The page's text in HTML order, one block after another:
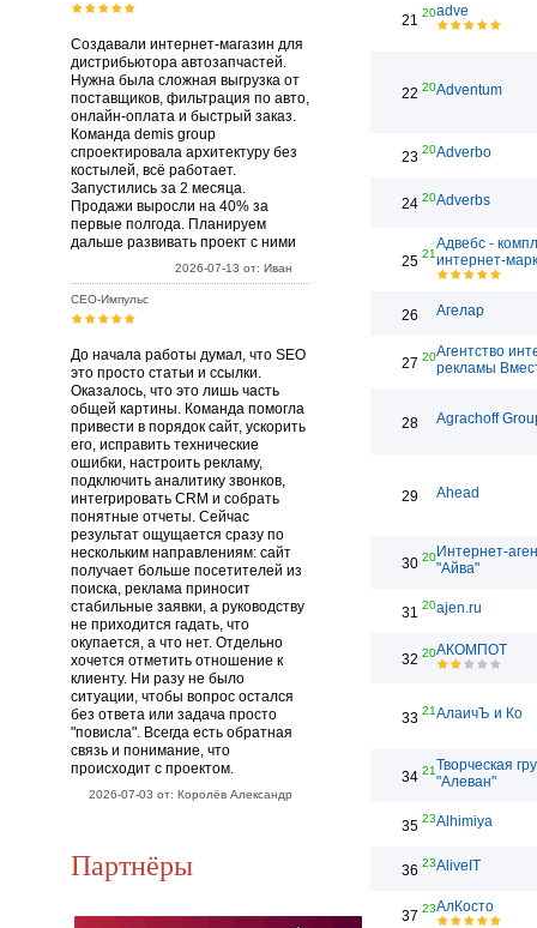
Создавали интернет-магазин для
дистрибьютора автозапчастей.
Нужна была сложная выгрузка от
поставщиков, фильтрация по авто,
онлайн-оплата и быстрый заказ.
Команда demis group
спроектировала архитектуру без
костылей, всё работает.
Запустились за 2 месяца.
Продажи выросли на 40% за
первые полгода. Планируем
дальше развивать проект с ними
2026-07-13 от: Иван
СЕО-Импульс
До начала работы думал, что SEO
это просто статьи и ссылки.
Оказалось, что это лишь часть
общей картины. Команда помогла
привести в порядок сайт, ускорить
его, исправить технические
ошибки, настроить рекламу,
подключить аналитику звонков,
интегрировать CRM и собрать
понятные отчеты. Сейчас
результат ощущается сразу по
нескольким направлениям: сайт
получает больше посетителей из
поиска, реклама приносит
стабильные заявки, а руководству
не приходится гадать, что
окупается, а что нет. Отдельно
хочется отметить отношение к
клиенту. Ни разу не было
ситуации, чтобы вопрос остался
без ответа или задача просто
"повисла". Всегда есть обратная
связь и понимание, что
происходит с проектом.
2026-07-03 от: Королёв Александр
Партнёры
21 20adve
22 20Adventum
23 20Adverbo
24 20Adverbs
25 21
Адвебс -
интернет-
26 Агелар
27 20Агентство
рекламы
28 Agrachoff
29 Ahead
30 20Интернет-
"Айва"
31 20ajen.ru
32 20АКОМПОТ
33 21АлаичЪ и Ко
34 21Творческая
"Алеван"
35 23Alhimiya
36 23AliveIT
37 23АлКосто